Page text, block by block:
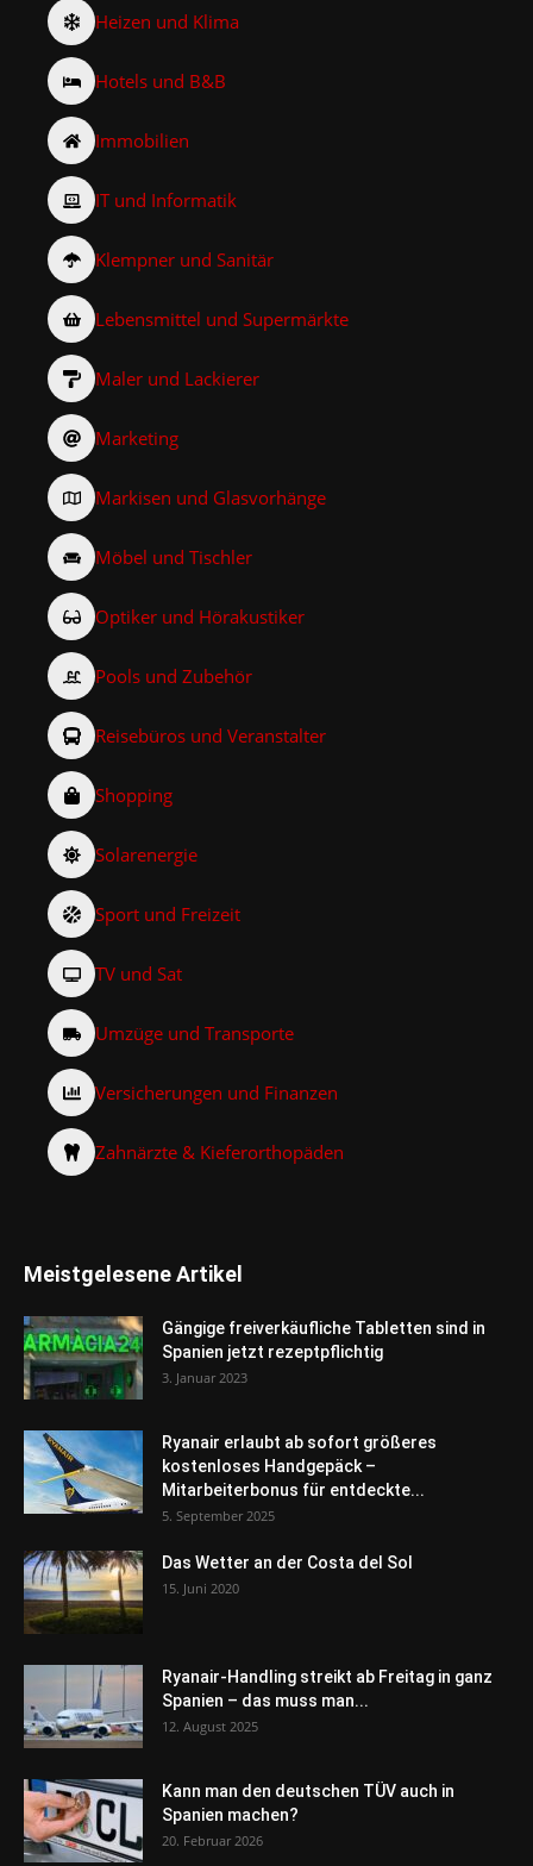
Heizen und Klima
Hotels und B&B
Immobilien
IT und Informatik
Klempner und Sanitär
Lebensmittel und Supermärkte
Maler und Lackierer
Marketing
Markisen und Glasvorhänge
Möbel und Tischler
Optiker und Hörakustiker
Pools und Zubehör
Reisebüros und Veranstalter
Shopping
Solarenergie
Sport und Freizeit
TV und Sat
Umzüge und Transporte
Versicherungen und Finanzen
Zahnärzte & Kieferorthopäden
Meistgelesene Artikel
Gängige freiverkäufliche Tabletten sind in
Spanien jetzt rezeptpflichtig
3. Januar 2023
Ryanair erlaubt ab sofort größeres
kostenloses Handgepäck –
Mitarbeiterbonus für entdeckte...
5. September 2025
Das Wetter an der Costa del Sol
15. Juni 2020
Ryanair-Handling streikt ab Freitag in ganz
Spanien – das muss man...
12. August 2025
Kann man den deutschen TÜV auch in
Spanien machen?
20. Februar 2026